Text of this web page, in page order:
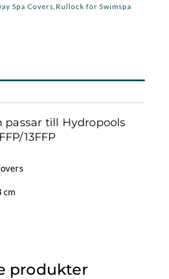
Spa Covers Rullock för Swimspa
passar till Hydropools
13FFP
cm
produkter